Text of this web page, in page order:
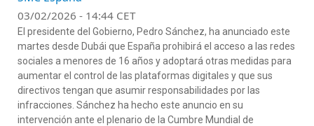
03/02/2026 - 14:44 CET
El presidente del Gobierno, Pedro Sánchez, ha anunciado este
martes desde Dubái que España prohibirá el acceso a las redes
sociales a menores de 16 años y adoptará otras medidas para
aumentar el control de las plataformas digitales y que sus
directivos tengan que asumir responsabilidades por las
infracciones. Sánchez ha hecho este anuncio en su
intervención ante el plenario de la Cumbre Mundial de